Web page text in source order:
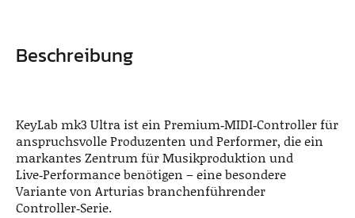
Beschreibung
KeyLab mk3 Ultra ist ein Premium‑MIDI‑Controller für
anspruchsvolle Produzenten und Performer, die ein
markantes Zentrum für Musikproduktion und
Live‑Performance benötigen – eine besondere
Variante von Arturias branchenführender
Controller‑Serie.